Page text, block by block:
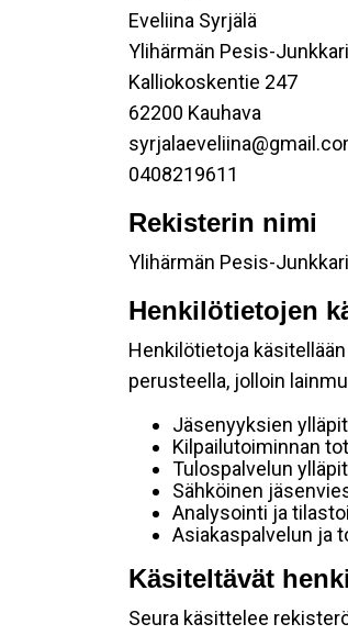
Eveliina Syrjälä
Ylihärmän Pesis-
Kalliokoskentie 247
62200 Kauhava
0408219611
Rekisterin nimi
Ylihärmän Pesis-
Henkilötietojen
Henkilötietoja
perusteella, jolloin
Jäsenyyksien
Kilpailutoiminnan
Tulospalvelun
Sähköinen
Analysointi ja
Asiakaspalvelun ja
Käsiteltävät
Seura käsittelee